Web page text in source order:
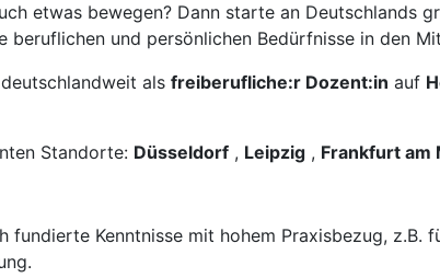
etwas bewegen? Dann starte an Deutschlands
beruflichen und persönlichen Bedürfnisse in den
als freiberufliche:r Dozent:in auf
Standorte: Düsseldorf , Leipzig , Frankfurt am
fundierte Kenntnisse mit hohem Praxisbezug, z.B.